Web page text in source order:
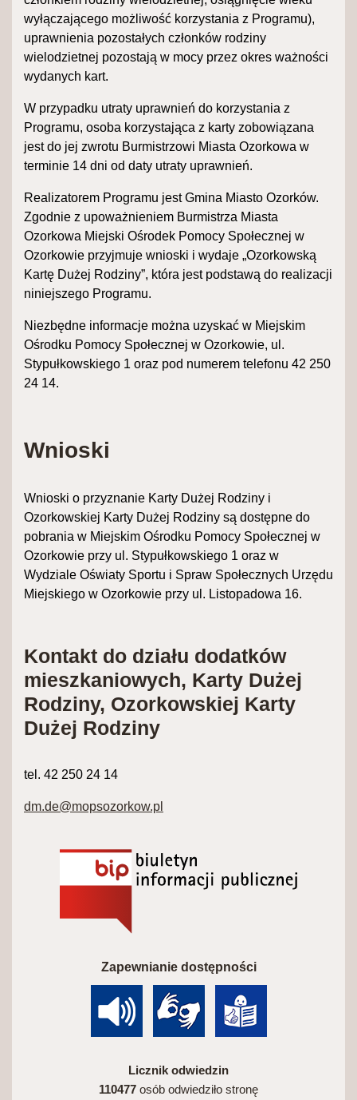
wyłączającego możliwość korzystania z Programu),
uprawnienia pozostałych członków rodziny
wielodzietnej pozostają w mocy przez okres ważności
wydanych kart.
W przypadku utraty uprawnień do korzystania z
Programu, osoba korzystająca z karty zobowiązana
jest do jej zwrotu Burmistrzowi Miasta Ozorkowa w
terminie 14 dni od daty utraty uprawnień.
Realizatorem Programu jest Gmina Miasto Ozorków.
Zgodnie z upoważnieniem Burmistrza Miasta
Ozorkowa Miejski Ośrodek Pomocy Społecznej w
Ozorkowie przyjmuje wnioski i wydaje „Ozorkowską
Kartę Dużej Rodziny”, która jest podstawą do realizacji
niniejszego Programu.
Niezbędne informacje można uzyskać w Miejskim
Ośrodku Pomocy Społecznej w Ozorkowie, ul.
Stypułkowskiego 1 oraz pod numerem telefonu 42 250
24 14.
Wnioski
Wnioski o przyznanie Karty Dużej Rodziny i
Ozorkowskiej Karty Dużej Rodziny są dostępne do
pobrania w Miejskim Ośrodku Pomocy Społecznej w
Ozorkowie przy ul. Stypułkowskiego 1 oraz w
Wydziale Oświaty Sportu i Spraw Społecznych Urzędu
Miejskiego w Ozorkowie przy ul. Listopadowa 16.
Kontakt do działu dodatków
mieszkaniowych, Karty Dużej
Rodziny, Ozorkowskiej Karty
Dużej Rodziny
tel. 42 250 24 14
dm.de@mopsozorkow.pl
Zapewnianie dostępności
Licznik odwiedzin
110477 osób odwiedziło stronę